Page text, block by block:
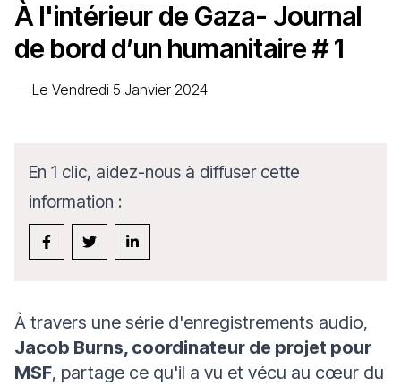
À l'intérieur de Gaza- Journal
de bord d’un humanitaire # 1
— Le Vendredi 5 Janvier 2024
En 1 clic, aidez-nous à diffuser cette
information :
À travers une série d'enregistrements audio,
Jacob Burns, coordinateur de projet pour
MSF, partage ce qu'il a vu et vécu au cœur du